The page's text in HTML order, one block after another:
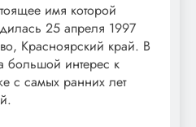
имя которой
25 апреля 1997
Красноярский край. В
большой интерес к
с самых ранних лет